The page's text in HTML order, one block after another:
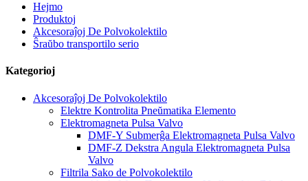
Hejmo
Produktoj
Akcesoraĵoj De Polvokolektilo
Ŝraŭbo transportilo serio
Kategorioj
Akcesoraĵoj De Polvokolektilo
Elektre Kontrolita Pneŭmatika Elemento
Elektromagneta Pulsa Valvo
DMF-Y Submerĝa Elektromagneta Pulsa Valvo
DMF-Z Dekstra Angula Elektromagneta Pulsa
Valvo
Filtrila Sako de Polvokolektilo